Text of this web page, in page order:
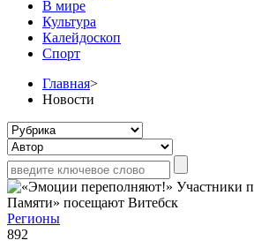
В мире
Культура
Калейдоскоп
Спорт
Главная>
Новости
Регионы
892